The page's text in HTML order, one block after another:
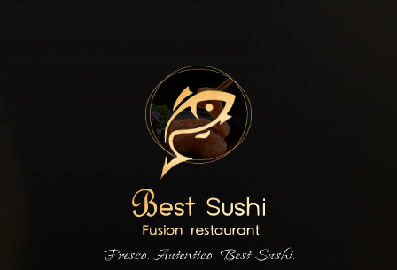
Fresco. Autentico. Best Sushi.